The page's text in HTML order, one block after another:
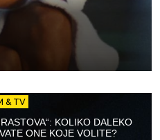
& TV
KOLIKO DALEKO
ONE KOJE VOLITE?